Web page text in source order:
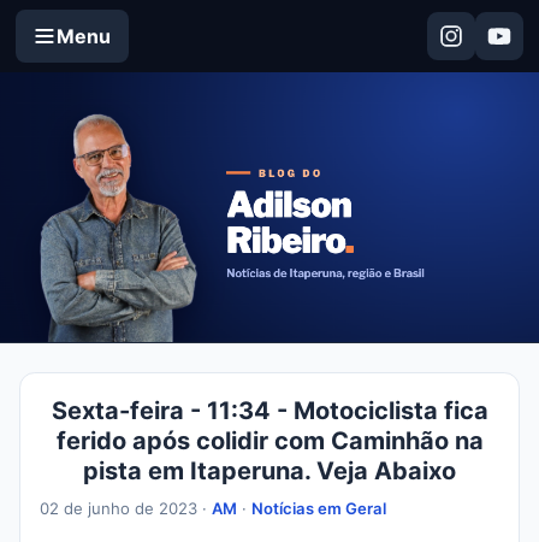
Menu
Sexta-feira - 11:34 - Motociclista fica
ferido após colidir com Caminhão na
pista em Itaperuna. Veja Abaixo
02 de junho de 2023 · AM · Notícias em Geral